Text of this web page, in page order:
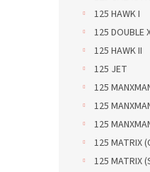
125 HAWK I
125 DOUBLE
125 HAWK II
125 JET
125
125
125
125 MATRIX
125 MATRIX